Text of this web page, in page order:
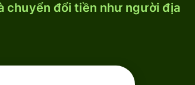
chuyển đổi tiền như người địa